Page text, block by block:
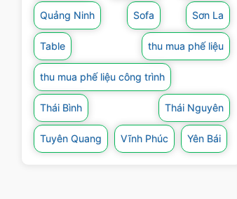
Quảng Ninh Sofa Sơn La
Table thu mua phế liệu
thu mua phế liệu công trình
Thái Bình Thái Nguyên
Tuyên Quang Vĩnh Phúc Yên Bái